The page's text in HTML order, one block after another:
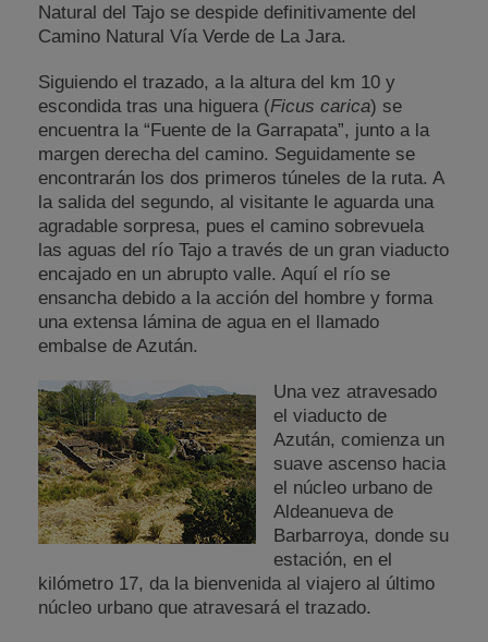
Natural del Tajo se despide definitivamente del
Camino Natural Vía Verde de La Jara.
Siguiendo el trazado, a la altura del km 10 y
escondida tras una higuera (Ficus carica) se
encuentra la “Fuente de la Garrapata”, junto a la
margen derecha del camino. Seguidamente se
encontrarán los dos primeros túneles de la ruta. A
la salida del segundo, al visitante le aguarda una
agradable sorpresa, pues el camino sobrevuela
las aguas del río Tajo a través de un gran viaducto
encajado en un abrupto valle. Aquí el río se
ensancha debido a la acción del hombre y forma
una extensa lámina de agua en el llamado
embalse de Azután.
Una vez atravesado
el viaducto de
Azután, comienza un
suave ascenso hacia
el núcleo urbano de
Aldeanueva de
Barbarroya, donde su
estación, en el
kilómetro 17, da la bienvenida al viajero al último
núcleo urbano que atravesará el trazado.